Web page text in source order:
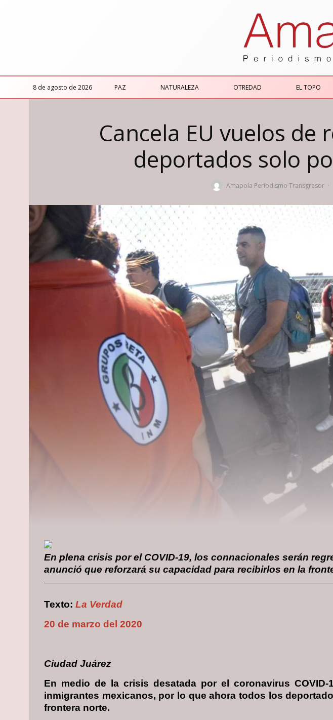
8 de agosto de 2026 PAZ NATURALEZA OTREDAD EL TOPO
Cancela EU vuelos
deportados solo
Amapola Periodismo Transgresor ·
En plena crisis por el COVID-19, los connacionales serán
anunció que reforzará su capacidad para recibirlos en la
Texto: La Verdad
20 de marzo del 2020
Ciudad Juárez
En medio de la crisis desatada por el coronavirus
inmigrantes mexicanos, por lo que ahora todos los
frontera norte.